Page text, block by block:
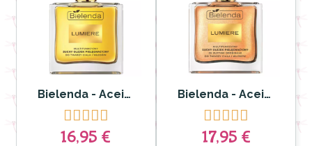
Bielenda - Aceite seco multifuncional Lumiere

16,95 €
Bielenda - Aceite seco multifuncional shimmering Lumiere

17,95 €